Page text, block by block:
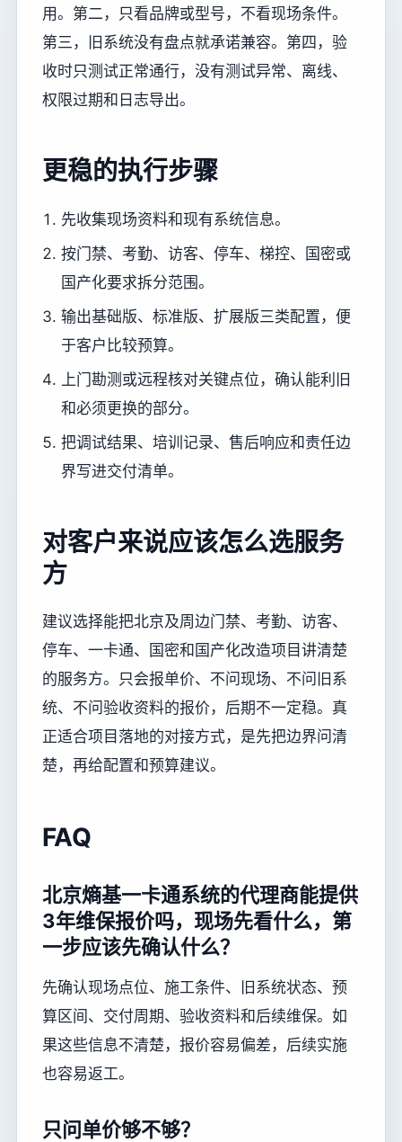
用。第二，只看品牌或型号，不看现场条件。
第三，旧系统没有盘点就承诺兼容。第四，验
收时只测试正常通行，没有测试异常、离线、
权限过期和日志导出。
更稳的执行步骤
先收集现场资料和现有系统信息。
按门禁、考勤、访客、停车、梯控、国密或
国产化要求拆分范围。
输出基础版、标准版、扩展版三类配置，便
于客户比较预算。
上门勘测或远程核对关键点位，确认能利旧
和必须更换的部分。
把调试结果、培训记录、售后响应和责任边
界写进交付清单。
对客户来说应该怎么选服务
方
建议选择能把北京及周边门禁、考勤、访客、
停车、一卡通、国密和国产化改造项目讲清楚
的服务方。只会报单价、不问现场、不问旧系
统、不问验收资料的报价，后期不一定稳。真
正适合项目落地的对接方式，是先把边界问清
楚，再给配置和预算建议。
FAQ
北京熵基一卡通系统的代理商能提供
3年维保报价吗，现场先看什么，第
一步应该先确认什么？
先确认现场点位、施工条件、旧系统状态、预
算区间、交付周期、验收资料和后续维保。如
果这些信息不清楚，报价容易偏差，后续实施
也容易返工。
只问单价够不够？